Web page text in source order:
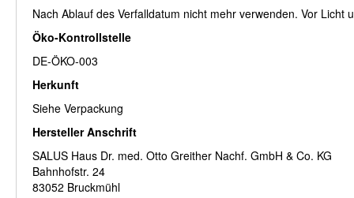
Nach Ablauf des Verfalldatum nicht mehr verwenden. Vor Licht
Öko-Kontrollstelle
DE-ÖKO-003
Herkunft
Siehe Verpackung
Hersteller Anschrift
SALUS Haus Dr. med. Otto Greither Nachf. GmbH & Co. KG
Bahnhofstr. 24
83052 Bruckmühl